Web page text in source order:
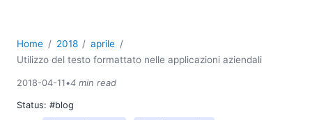
Home 2018
aprile
Utilizzo del testo formattato nelle applicazioni aziendali
2018-04-11•4 min read
Status: #blog